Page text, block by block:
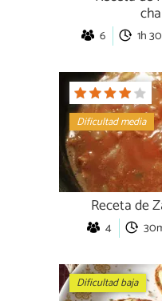
6 1h
Dificultad media
Receta de
4
Dificultad baja